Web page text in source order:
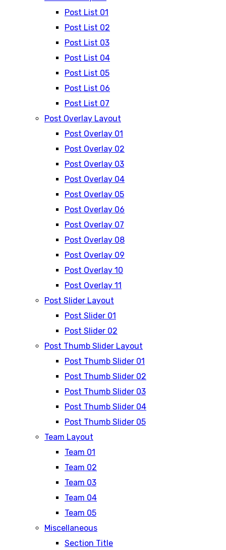
Post List 01
Post List 02
Post List 03
Post List 04
Post List 05
Post List 06
Post List 07
Post Overlay Layout
Post Overlay 01
Post Overlay 02
Post Overlay 03
Post Overlay 04
Post Overlay 05
Post Overlay 06
Post Overlay 07
Post Overlay 08
Post Overlay 09
Post Overlay 10
Post Overlay 11
Post Slider Layout
Post Slider 01
Post Slider 02
Post Thumb Slider Layout
Post Thumb Slider 01
Post Thumb Slider 02
Post Thumb Slider 03
Post Thumb Slider 04
Post Thumb Slider 05
Team Layout
Team 01
Team 02
Team 03
Team 04
Team 05
Miscellaneous
Section Title